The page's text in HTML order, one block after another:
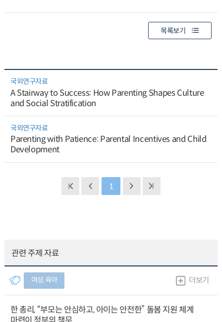
목록보기
국외연구자료
A Stairway to Success: How Parenting Shapes Culture
and Social Stratification
국외연구자료
Parenting with Patience: Parental Incentives and Child
Development
1
관련 주제 자료
여성.육아 더보기
한 총리, “부모는 안심하고, 아이는 안전한” 돌봄 지원 체계